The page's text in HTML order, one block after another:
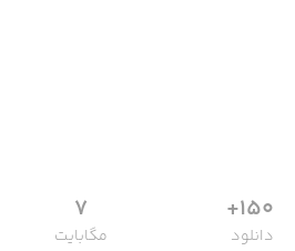
150+
دانلود
7
مگابایت